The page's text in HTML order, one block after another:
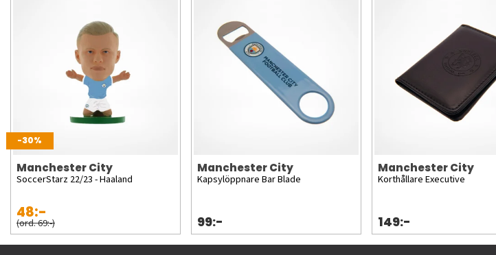
-30%
Manchester City
SoccerStarz 22/23 - Haaland
48:-
(ord. 69:-)
Manchester City
Kapsylöppnare Bar Blade
99:-
Manchester City
Korthållare Executive
149:-